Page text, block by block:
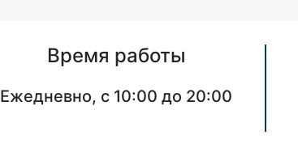
Время работы
Ежедневно, с 10:00 до 20:00